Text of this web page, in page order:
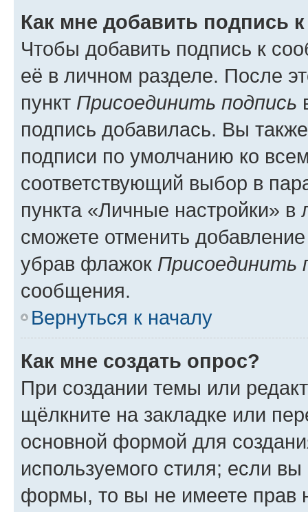
Как мне добавить подпись
Чтобы добавить подпись к
её в личном разделе. После
пункт Присоединить подпись
подпись добавилась. Вы
подписи по умолчанию ко
соответствующий выбор в
пункта «Личные настройки»
сможете отменить
убрав флажок Присоединить
сообщения.
Вернуться к началу
Как мне создать опрос?
При создании темы или
щёлкните на закладке или
основной формой для
используемого стиля; если
формы, то вы не имеете прав